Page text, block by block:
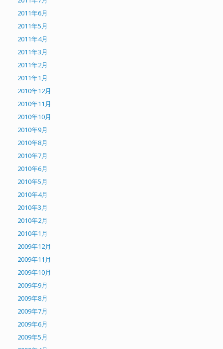
2011年6月
2011年5月
2011年4月
2011年3月
2011年2月
2011年1月
2010年12月
2010年11月
2010年10月
2010年9月
2010年8月
2010年7月
2010年6月
2010年5月
2010年4月
2010年3月
2010年2月
2010年1月
2009年12月
2009年11月
2009年10月
2009年9月
2009年8月
2009年7月
2009年6月
2009年5月